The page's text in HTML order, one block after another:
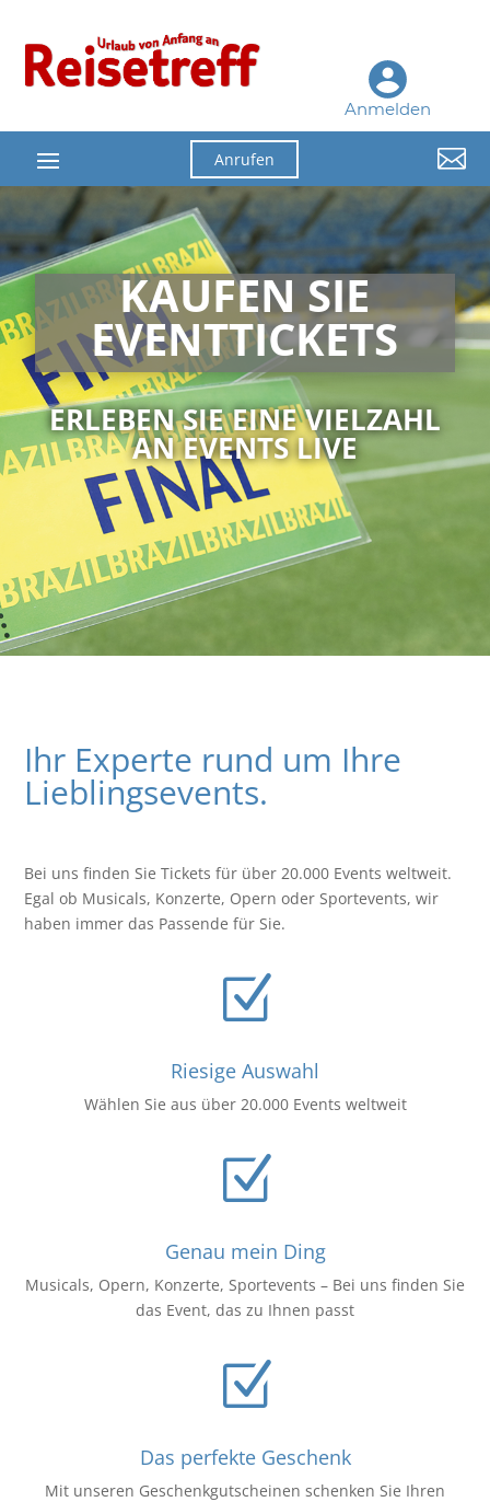
Anmelden
Anrufen 
KAUFEN SIE
EVENTTICKETS
ERLEBEN SIE EINE VIELZAHL
AN EVENTS LIVE
Ihr Experte rund um Ihre
Lieblingsevents.
Bei uns finden Sie Tickets für über 20.000 Events weltweit.
Egal ob Musicals, Konzerte, Opern oder Sportevents, wir
haben immer das Passende für Sie.
Z
Riesige Auswahl
Wählen Sie aus über 20.000 Events weltweit
Z
Genau mein Ding
Musicals, Opern, Konzerte, Sportevents – Bei uns finden Sie
das Event, das zu Ihnen passt
Z
Das perfekte Geschenk
Mit unseren Geschenkgutscheinen schenken Sie Ihren